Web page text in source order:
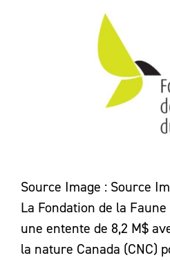
Source Image : Source
La Fondation de la
une entente de 8,2 M$
la nature Canada (CNC)